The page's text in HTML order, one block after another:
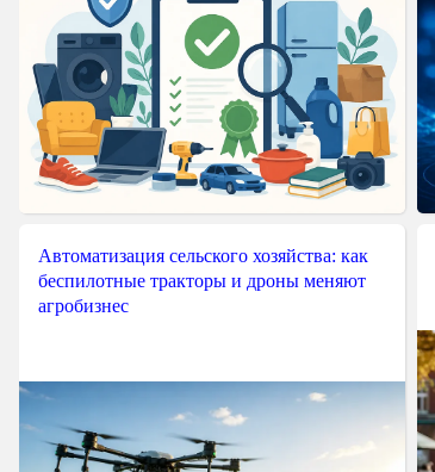
Автоматизация сельского хозяйства: как
беспилотные тракторы и дроны меняют
агробизнес